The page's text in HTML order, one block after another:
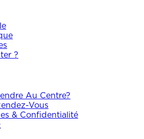
?
Au Centre?
Vous
& Confidentialité